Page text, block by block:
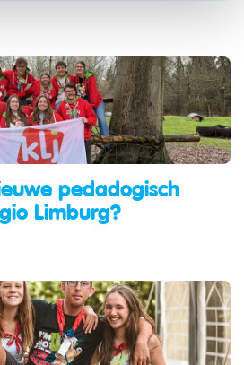
pedadogisch
Limburg?